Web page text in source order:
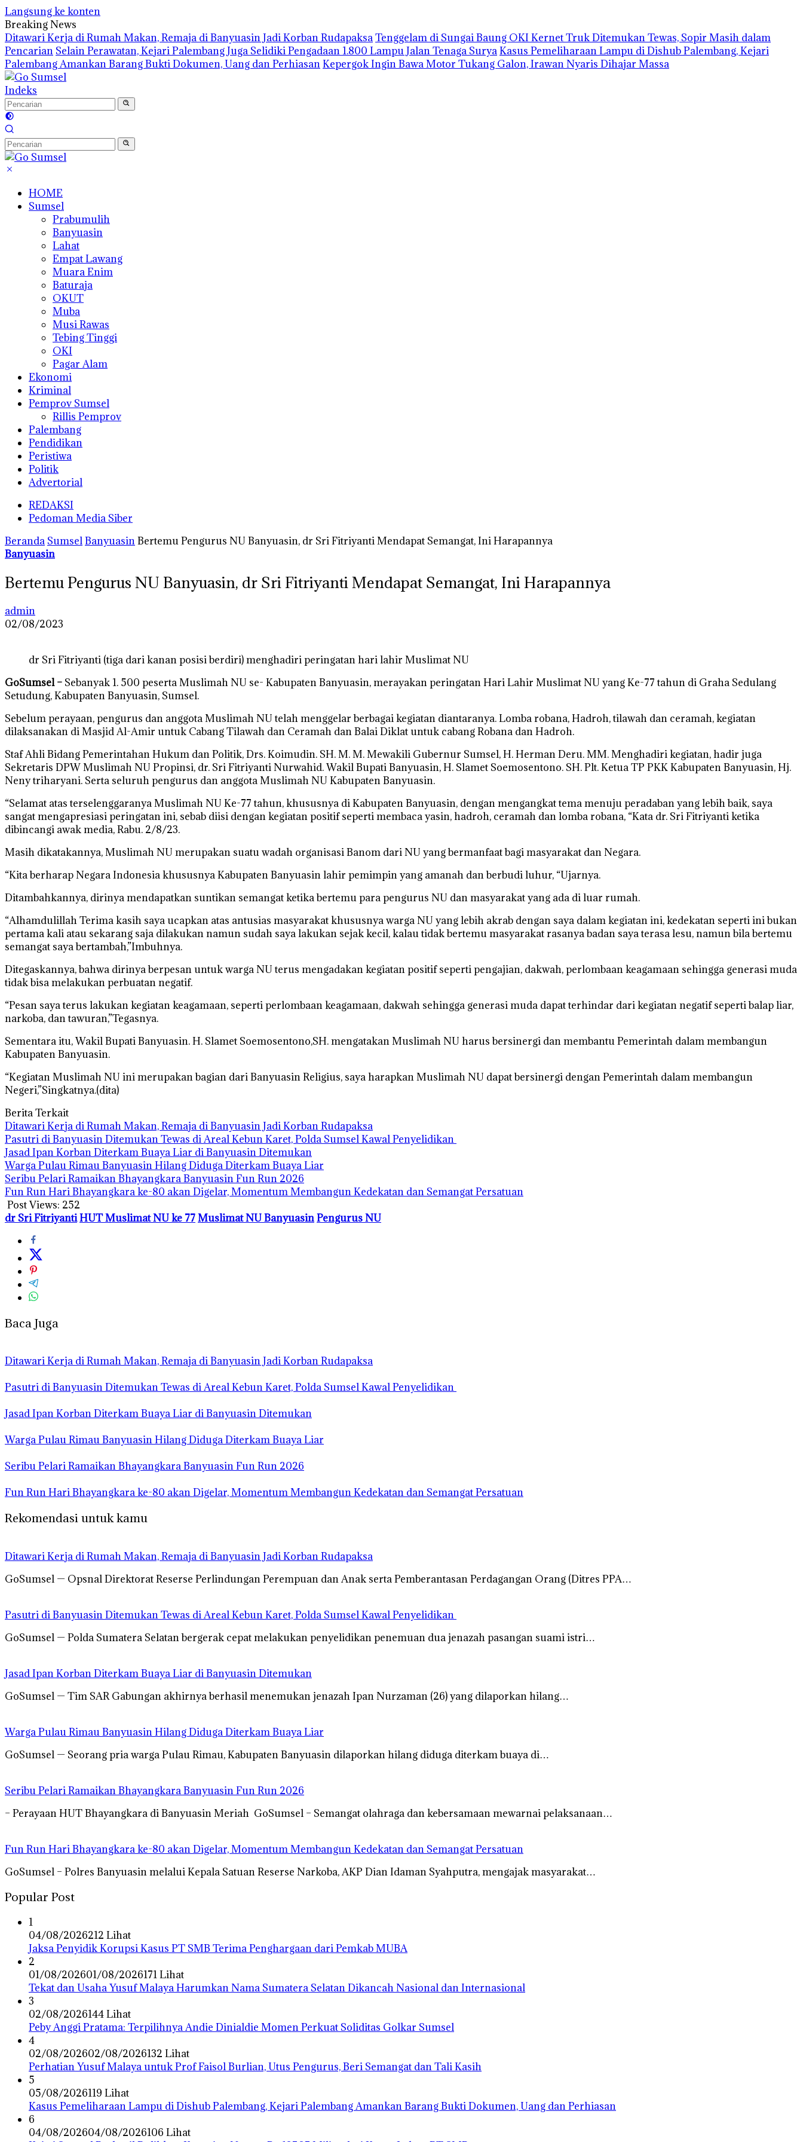
Langsung ke konten
Breaking News
Ditawari Kerja di Rumah Makan, Remaja di Banyuasin Jadi Korban RudapaksaTenggelam di Sungai Baung OKI Kernet Truk Ditemukan Tewas, Sopir Masih dalam
Pencarian Selain Perawatan, Kejari Palembang Juga Selidiki Pengadaan 1.800 Lampu Jalan Tenaga SuryaKasus Pemeliharaan Lampu di Dishub Palembang, Kejari
Palembang Amankan Barang Bukti Dokumen, Uang dan PerhiasanKepergok Ingin Bawa Motor Tukang Galon, Irawan Nyaris Dihajar Massa
Indeks
HOME
Sumsel
Prabumulih
Banyuasin
Lahat
Empat Lawang
Muara Enim
Baturaja
OKUT
Muba
Musi Rawas
Tebing Tinggi
OKI
Pagar Alam
Ekonomi
Kriminal
Pemprov Sumsel
Rillis Pemprov
Palembang
Pendidikan
Peristiwa
Politik
Advertorial
REDAKSI
Pedoman Media Siber
Beranda SumselBanyuasinBertemu Pengurus NU Banyuasin, dr Sri Fitriyanti Mendapat Semangat, Ini Harapannya
Banyuasin
Bertemu Pengurus NU Banyuasin, dr Sri Fitriyanti Mendapat Semangat, Ini Harapannya
admin
02/08/2023
dr Sri Fitriyanti (tiga dari kanan posisi berdiri) menghadiri peringatan hari lahir Muslimat NU
GoSumsel – Sebanyak 1. 500 peserta Muslimah NU se- Kabupaten Banyuasin, merayakan peringatan Hari Lahir Muslimat NU yang Ke-77 tahun di Graha Sedulang
Setudung, Kabupaten Banyuasin, Sumsel.
Sebelum perayaan, pengurus dan anggota Muslimah NU telah menggelar berbagai kegiatan diantaranya. Lomba robana, Hadroh, tilawah dan ceramah, kegiatan
dilaksanakan di Masjid Al-Amir untuk Cabang Tilawah dan Ceramah dan Balai Diklat untuk cabang Robana dan Hadroh.
Staf Ahli Bidang Pemerintahan Hukum dan Politik, Drs. Koimudin. SH. M. M. Mewakili Gubernur Sumsel, H. Herman Deru. MM. Menghadiri kegiatan, hadir juga
Sekretaris DPW Muslimah NU Propinsi, dr. Sri Fitriyanti Nurwahid. Wakil Bupati Banyuasin, H. Slamet Soemosentono. SH. Plt. Ketua TP PKK Kabupaten Banyuasin, Hj.
Neny triharyani. Serta seluruh pengurus dan anggota Muslimah NU Kabupaten Banyuasin.
“Selamat atas terselenggaranya Muslimah NU Ke-77 tahun, khususnya di Kabupaten Banyuasin, dengan mengangkat tema menuju peradaban yang lebih baik, saya
sangat mengapresiasi peringatan ini, sebab diisi dengan kegiatan positif seperti membaca yasin, hadroh, ceramah dan lomba robana, “Kata dr. Sri Fitriyanti ketika
dibincangi awak media, Rabu. 2/8/23.
Masih dikatakannya, Muslimah NU merupakan suatu wadah organisasi Banom dari NU yang bermanfaat bagi masyarakat dan Negara.
“Kita berharap Negara Indonesia khususnya Kabupaten Banyuasin lahir pemimpin yang amanah dan berbudi luhur, “Ujarnya.
Ditambahkannya, dirinya mendapatkan suntikan semangat ketika bertemu para pengurus NU dan masyarakat yang ada di luar rumah.
“Alhamdulillah Terima kasih saya ucapkan atas antusias masyarakat khususnya warga NU yang lebih akrab dengan saya dalam kegiatan ini, kedekatan seperti ini bukan
pertama kali atau sekarang saja dilakukan namun sudah saya lakukan sejak kecil, kalau tidak bertemu masyarakat rasanya badan saya terasa lesu, namun bila bertemu
semangat saya bertambah,”Imbuhnya.
Ditegaskannya, bahwa dirinya berpesan untuk warga NU terus mengadakan kegiatan positif seperti pengajian, dakwah, perlombaan keagamaan sehingga generasi muda
tidak bisa melakukan perbuatan negatif.
“Pesan saya terus lakukan kegiatan keagamaan, seperti perlombaan keagamaan, dakwah sehingga generasi muda dapat terhindar dari kegiatan negatif seperti balap liar,
narkoba, dan tawuran,”Tegasnya.
Sementara itu, Wakil Bupati Banyuasin. H. Slamet Soemosentono,SH. mengatakan Muslimah NU harus bersinergi dan membantu Pemerintah dalam membangun
Kabupaten Banyuasin.
“Kegiatan Muslimah NU ini merupakan bagian dari Banyuasin Religius, saya harapkan Muslimah NU dapat bersinergi dengan Pemerintah dalam membangun
Negeri,”Singkatnya.(dita)
Berita Terkait
Ditawari Kerja di Rumah Makan, Remaja di Banyuasin Jadi Korban Rudapaksa
Pasutri di Banyuasin Ditemukan Tewas di Areal Kebun Karet, Polda Sumsel Kawal Penyelidikan
Jasad Ipan Korban Diterkam Buaya Liar di Banyuasin Ditemukan
Warga Pulau Rimau Banyuasin Hilang Diduga Diterkam Buaya Liar
Seribu Pelari Ramaikan Bhayangkara Banyuasin Fun Run 2026
Fun Run Hari Bhayangkara ke-80 akan Digelar, Momentum Membangun Kedekatan dan Semangat Persatuan
Post Views: 252
dr Sri FitriyantiHUT Muslimat NU ke 77Muslimat NU BanyuasinPengurus NU
Baca Juga
Ditawari Kerja di Rumah Makan, Remaja di Banyuasin Jadi Korban Rudapaksa
Pasutri di Banyuasin Ditemukan Tewas di Areal Kebun Karet, Polda Sumsel Kawal Penyelidikan
Jasad Ipan Korban Diterkam Buaya Liar di Banyuasin Ditemukan
Warga Pulau Rimau Banyuasin Hilang Diduga Diterkam Buaya Liar
Seribu Pelari Ramaikan Bhayangkara Banyuasin Fun Run 2026
Fun Run Hari Bhayangkara ke-80 akan Digelar, Momentum Membangun Kedekatan dan Semangat Persatuan
Rekomendasi untuk kamu
Ditawari Kerja di Rumah Makan, Remaja di Banyuasin Jadi Korban Rudapaksa
GoSumsel — Opsnal Direktorat Reserse Perlindungan Perempuan dan Anak serta Pemberantasan Perdagangan Orang (Ditres PPA…
Pasutri di Banyuasin Ditemukan Tewas di Areal Kebun Karet, Polda Sumsel Kawal Penyelidikan
GoSumsel — Polda Sumatera Selatan bergerak cepat melakukan penyelidikan penemuan dua jenazah pasangan suami istri…
Jasad Ipan Korban Diterkam Buaya Liar di Banyuasin Ditemukan
GoSumsel — Tim SAR Gabungan akhirnya berhasil menemukan jenazah Ipan Nurzaman (26) yang dilaporkan hilang…
Warga Pulau Rimau Banyuasin Hilang Diduga Diterkam Buaya Liar
GoSumsel — Seorang pria warga Pulau Rimau, Kabupaten Banyuasin dilaporkan hilang diduga diterkam buaya di…
Seribu Pelari Ramaikan Bhayangkara Banyuasin Fun Run 2026
– Perayaan HUT Bhayangkara di Banyuasin Meriah GoSumsel – Semangat olahraga dan kebersamaan mewarnai pelaksanaan…
Fun Run Hari Bhayangkara ke-80 akan Digelar, Momentum Membangun Kedekatan dan Semangat Persatuan
GoSumsel – Polres Banyuasin melalui Kepala Satuan Reserse Narkoba, AKP Dian Idaman Syahputra, mengajak masyarakat…
Popular Post
1
04/08/2026212 Lihat
Jaksa Penyidik Korupsi Kasus PT SMB Terima Penghargaan dari Pemkab MUBA
2
01/08/202601/08/2026171 Lihat
Tekat dan Usaha Yusuf Malaya Harumkan Nama Sumatera Selatan Dikancah Nasional dan Internasional
3
02/08/2026144 Lihat
Peby Anggi Pratama: Terpilihnya Andie Dinialdie Momen Perkuat Soliditas Golkar Sumsel
4
02/08/202602/08/2026132 Lihat
Perhatian Yusuf Malaya untuk Prof Faisol Burlian, Utus Pengurus, Beri Semangat dan Tali Kasih
5
05/08/2026119 Lihat
Kasus Pemeliharaan Lampu di Dishub Palembang, Kejari Palembang Amankan Barang Bukti Dokumen, Uang dan Perhiasan
6
04/08/202604/08/2026106 Lihat